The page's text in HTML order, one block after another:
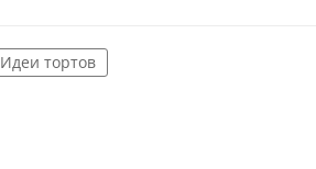
Идеи тортов